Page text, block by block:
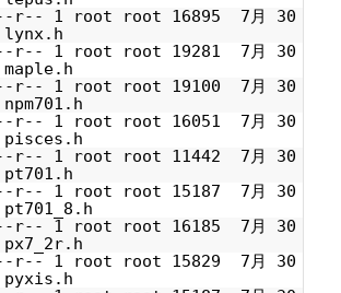
r-- 1 root root 16895 7月 30
lynx.h
r-- 1 root root 19281 7月 30
r-- 1 root root 19100 7月 30
r-- 1 root root 16051 7月 30
pisces.h
r-- 1 root root 11442 7月 30
r-- 1 root root 15187 7月 30
r-- 1 root root 16185 7月 30
r-- 1 root root 15829 7月 30
pyxis.h